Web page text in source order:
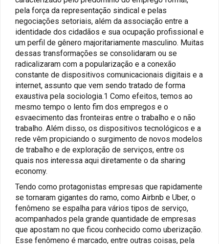
pela força da representação sindical e pelas
negociações setoriais, além da associação entre a
identidade dos cidadãos e sua ocupação profissional e
um perfil de gênero majoritariamente masculino. Muitas
dessas transformações se consolidaram ou se
radicalizaram com a popularização e a conexão
constante de dispositivos comunicacionais digitais e a
internet, assunto que vem sendo tratado de forma
exaustiva pela sociologia.1 Como efeitos, temos ao
mesmo tempo o lento fim dos empregos e o
esvaecimento das fronteiras entre o trabalho e o não
trabalho. Além disso, os dispositivos tecnológicos e a
rede vêm propiciando o surgimento de novos modelos
de trabalho e de exploração de serviços, entre os
quais nos interessa aqui diretamente o da sharing
economy.
Tendo como protagonistas empresas que rapidamente
se tornaram gigantes do ramo, como Airbnb e Uber, o
fenômeno se espalha para vários tipos de serviço,
acompanhados pela grande quantidade de empresas
que apostam no que ficou conhecido como uberização.
Esse fenômeno é marcado, entre outras coisas, pela